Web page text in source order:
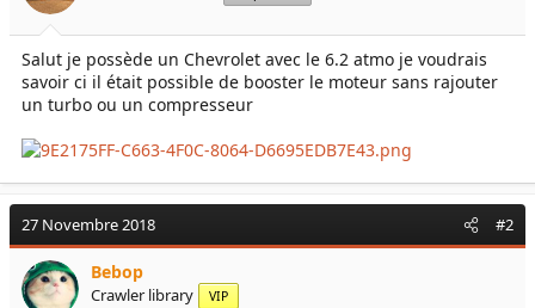
e
l
a
d
i
c
s
s
i
o
n
b
u
t
Salut je possède un Chevrolet avec le 6.2 atmo je voudrais
savoir ci il était possible de booster le moteur sans rajouter
un turbo ou un compresseur
27 Novembre 2018 #2
Bebop
Crawler library VIP